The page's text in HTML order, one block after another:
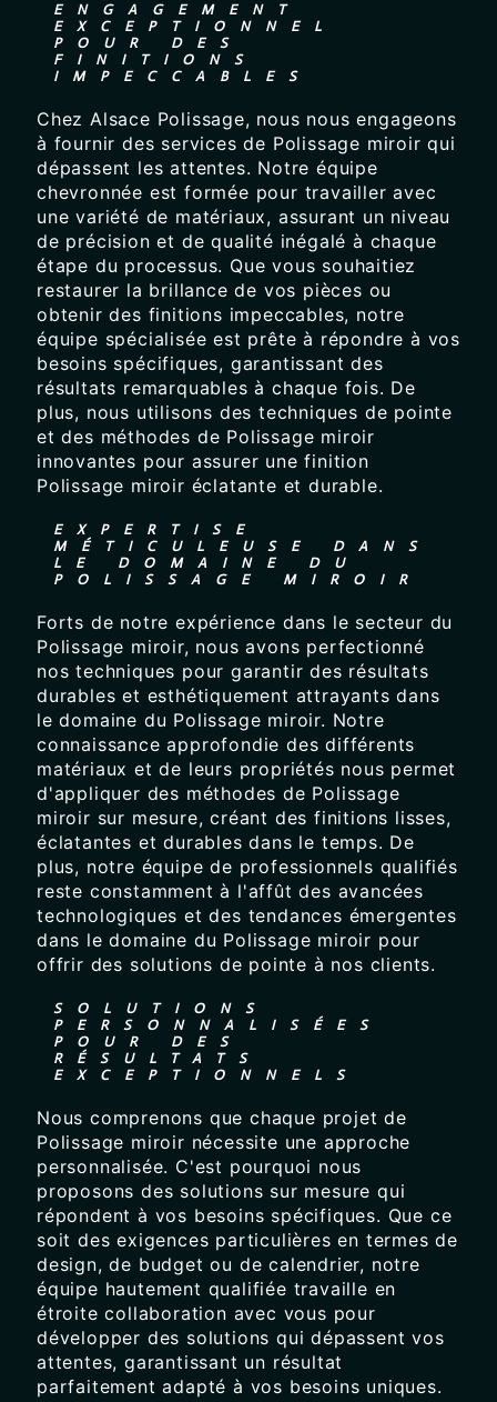
ENGAGEMENT
EXCEPTIONNEL
POUR DES
FINITIONS
IMPECCABLES
Chez Alsace Polissage, nous nous engageons
à fournir des services de Polissage miroir qui
dépassent les attentes. Notre équipe
chevronnée est formée pour travailler avec
une variété de matériaux, assurant un niveau
de précision et de qualité inégalé à chaque
étape du processus. Que vous souhaitiez
restaurer la brillance de vos pièces ou
obtenir des finitions impeccables, notre
équipe spécialisée est prête à répondre à vos
besoins spécifiques, garantissant des
résultats remarquables à chaque fois. De
plus, nous utilisons des techniques de pointe
et des méthodes de Polissage miroir
innovantes pour assurer une finition
Polissage miroir éclatante et durable.
EXPERTISE
MÉTICULEUSE DANS
LE DOMAINE DU
POLISSAGE MIROIR
Forts de notre expérience dans le secteur du
Polissage miroir, nous avons perfectionné
nos techniques pour garantir des résultats
durables et esthétiquement attrayants dans
le domaine du Polissage miroir. Notre
connaissance approfondie des différents
matériaux et de leurs propriétés nous permet
d'appliquer des méthodes de Polissage
miroir sur mesure, créant des finitions lisses,
éclatantes et durables dans le temps. De
plus, notre équipe de professionnels qualifiés
reste constamment à l'affût des avancées
technologiques et des tendances émergentes
dans le domaine du Polissage miroir pour
offrir des solutions de pointe à nos clients.
SOLUTIONS
PERSONNALISÉES
POUR DES
RÉSULTATS
EXCEPTIONNELS
Nous comprenons que chaque projet de
Polissage miroir nécessite une approche
personnalisée. C'est pourquoi nous
proposons des solutions sur mesure qui
répondent à vos besoins spécifiques. Que ce
soit des exigences particulières en termes de
design, de budget ou de calendrier, notre
équipe hautement qualifiée travaille en
étroite collaboration avec vous pour
développer des solutions qui dépassent vos
attentes, garantissant un résultat
parfaitement adapté à vos besoins uniques.